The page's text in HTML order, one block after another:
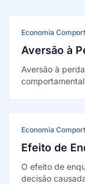
Economia
Aversão à
Aversão à
retenção e
Economia
Efeito de
O efeito de
decisão